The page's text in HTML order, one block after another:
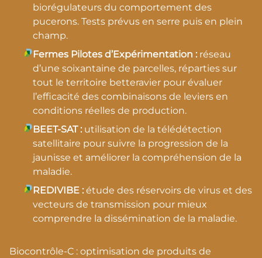
biorégulateurs du comportement des
pucerons. Tests prévus en serre puis en plein
champ.
Fermes Pilotes d’Expérimentation : réseau
d’une soixantaine de parcelles, réparties sur
tout le territoire betteravier pour évaluer
l’efficacité des combinaisons de leviers en
conditions réelles de production.
BEET-SAT : utilisation de la télédétection
satellitaire pour suivre la progression de la
jaunisse et améliorer la compréhension de la
maladie.
REDIVIBE : étude des réservoirs de virus et des
vecteurs de transmission pour mieux
comprendre la dissémination de la maladie.
Biocontrôle-C : optimisation de produits de